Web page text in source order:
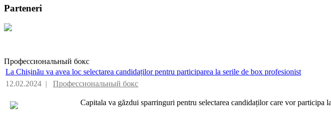
Parteneri
Профессиональный бокс
La Chișinău va avea loc selectarea candidaților pentru participarea la serile de box profesionist
12.02.2024 | Профессиональный бокс
Capitala va găzdui sparringuri pentru selectarea candidaților care vor participa